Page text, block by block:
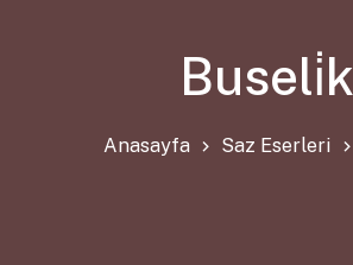
Buseli̇k
Anasayfa Saz Eserleri